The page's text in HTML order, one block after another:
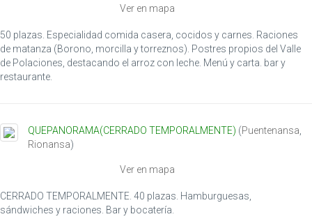
Ver en mapa
50 plazas. Especialidad comida casera, cocidos y carnes. Raciones
de matanza (Borono, morcilla y torreznos). Postres propios del Valle
de Polaciones, destacando el arroz con leche. Menú y carta. bar y
restaurante.
QUEPANORAMA(CERRADO TEMPORALMENTE) (Puentenansa,
Rionansa)
Ver en mapa
CERRADO TEMPORALMENTE. 40 plazas. Hamburguesas,
sándwiches y raciones. Bar y bocatería.